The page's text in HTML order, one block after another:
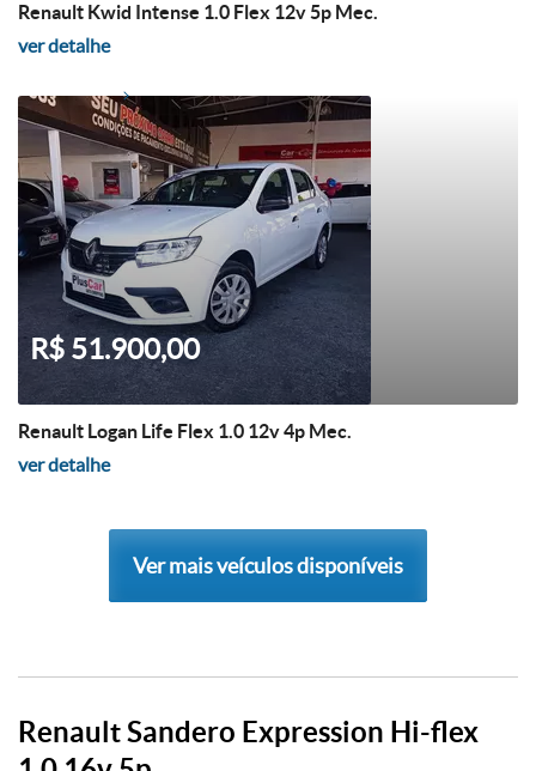
Renault Kwid Intense 1.0 Flex 12v 5p Mec.
ver detalhe
R$ 51.900,00
Renault Logan Life Flex 1.0 12v 4p Mec.
ver detalhe
Ver mais veículos disponíveis
Renault Sandero Expression Hi-flex